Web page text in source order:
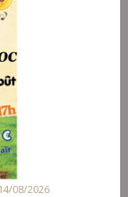
08/2026